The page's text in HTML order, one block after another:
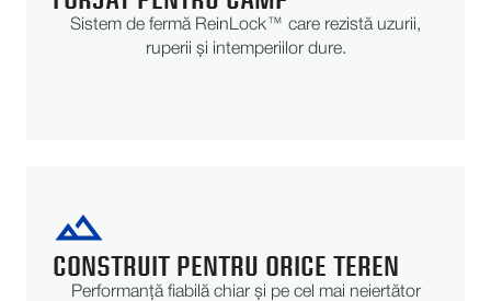
Sistem de fermă ReinLock™ care rezistă uzurii,
ruperii și intemperiilor dure.
CONSTRUIT PENTRU ORICE TEREN
Performanță fiabilă chiar și pe cel mai neiertător